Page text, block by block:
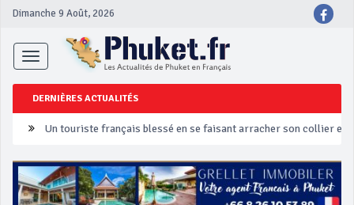
Dimanche 9 Août, 2026
Toggle
navigation
DERNIÈRES ACTUALITÉS
Phuket Peranakan Festival
‘Phuket Eye’ assurera la sécurité pendant Songkran
Phuket augmente les prix des bateaux vers Koh Phi Phi et des